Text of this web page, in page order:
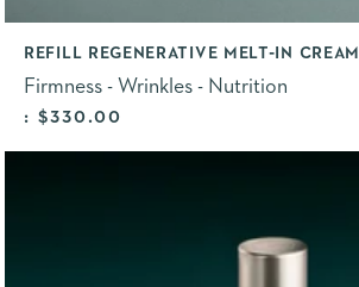
REFILL REGENERATIVE MELT-IN CREAM
Firmness - Wrinkles - Nutrition
Selling price
: $330.00